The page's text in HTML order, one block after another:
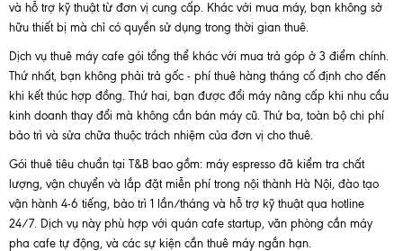
và hỗ trợ kỹ thuật từ đơn vị cung cấp. Khác với mua máy, bạn không sở
hữu thiết bị mà chỉ có quyền sử dụng trong thời gian thuê.
Dịch vụ thuê máy cafe gói tổng thể khác với mua trả góp ở 3 điểm chính.
Thứ nhất, bạn không phải trả gốc - phí thuê hàng tháng cố định cho đến
khi kết thúc hợp đồng. Thứ hai, bạn được đổi máy nâng cấp khi nhu cầu
kinh doanh thay đổi mà không cần bán máy cũ. Thứ ba, toàn bộ chi phí
bảo trì và sửa chữa thuộc trách nhiệm của đơn vị cho thuê.
Gói thuê tiêu chuẩn tại T&B bao gồm: máy espresso đã kiểm tra chất
lượng, vận chuyển và lắp đặt miễn phí trong nội thành Hà Nội, đào tạo
vận hành 4-6 tiếng, bảo trì 1 lần/tháng và hỗ trợ kỹ thuật qua hotline
24/7. Dịch vụ này phù hợp với quán cafe startup, văn phòng cần máy
pha cafe tự động, và các sự kiện cần thuê máy ngắn hạn.